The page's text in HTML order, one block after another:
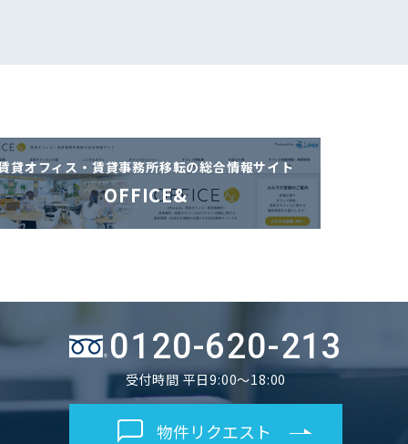
貸オフィス・賃貸事務所移転の総合情報サイト
OFFICE&
0120-620-213
受付時間 平日9:00～18:00
物件リクエスト